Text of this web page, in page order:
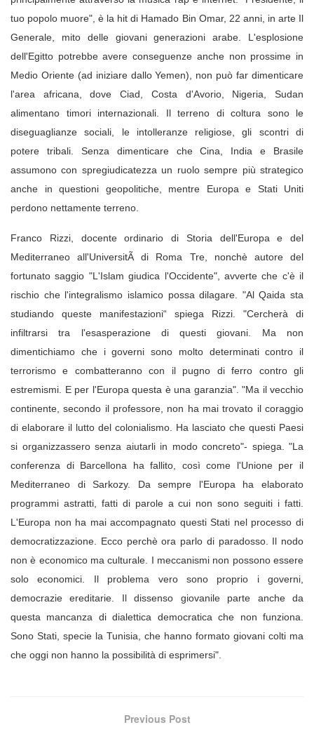
tuo popolo muore", è la hit di Hamado Bin Omar, 22 anni, in arte Il
Generale, mito delle giovani generazioni arabe. L'esplosione
dell'Egitto potrebbe avere conseguenze anche non prossime in
Medio Oriente (ad iniziare dallo Yemen), non può far dimenticare
l'area africana, dove Ciad, Costa d'Avorio, Nigeria, Sudan
alimentano timori internazionali. Il terreno di coltura sono le
diseguaglianze sociali, le intolleranze religiose, gli scontri di
potere tribali. Senza dimenticare che Cina, India e Brasile
assumono con spregiudicatezza un ruolo sempre più strategico
anche in questioni geopolitiche, mentre Europa e Stati Uniti
perdono nettamente terreno.
Franco Rizzi, docente ordinario di Storia dell'Europa e del
Mediterraneo all'UniversitÃ di Roma Tre, nonchè autore del
fortunato saggio "L'Islam giudica l'Occidente", avverte che c'è il
rischio che l'integralismo islamico possa dilagare. "Al Qaida sta
studiando queste manifestazioni“ spiega Rizzi. "Cercherà di
infiltrarsi tra l'esasperazione di questi giovani. Ma non
dimentichiamo che i governi sono molto determinati contro il
terrorismo e combatteranno con il pugno di ferro contro gli
estremismi. E per l'Europa questa è una garanzia". "Ma il vecchio
continente, secondo il professore, non ha mai trovato il coraggio
di elaborare il lutto del colonialismo. Ha lasciato che questi Paesi
si organizzassero senza aiutarli in modo concreto"- spiega. "La
conferenza di Barcellona ha fallito, così come l'Unione per il
Mediterraneo di Sarkozy. Da sempre l'Europa ha elaborato
programmi astratti, fatti di parole a cui non sono seguiti i fatti.
L'Europa non ha mai accompagnato questi Stati nel processo di
democratizzazione. Ecco perchè ora parlo di paradosso. Il nodo
non è economico ma culturale. I meccanismi non possono essere
solo economici. Il problema vero sono proprio i governi,
democrazie ereditarie. Il dissenso giovanile parte anche da
questa mancanza di dialettica democratica che non funziona.
Sono Stati, specie la Tunisia, che hanno formato giovani colti ma
che oggi non hanno la possibilità di esprimersi".
Previous Post